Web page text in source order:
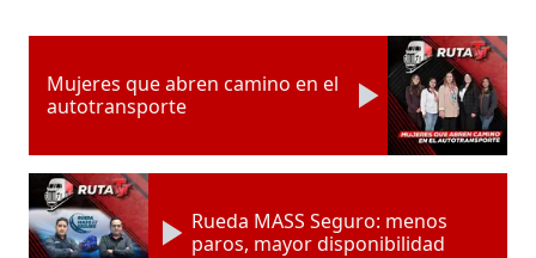
Mujeres que abren camino en el
autotransporte
Rueda MASS Seguro: menos
paros, mayor disponibilidad